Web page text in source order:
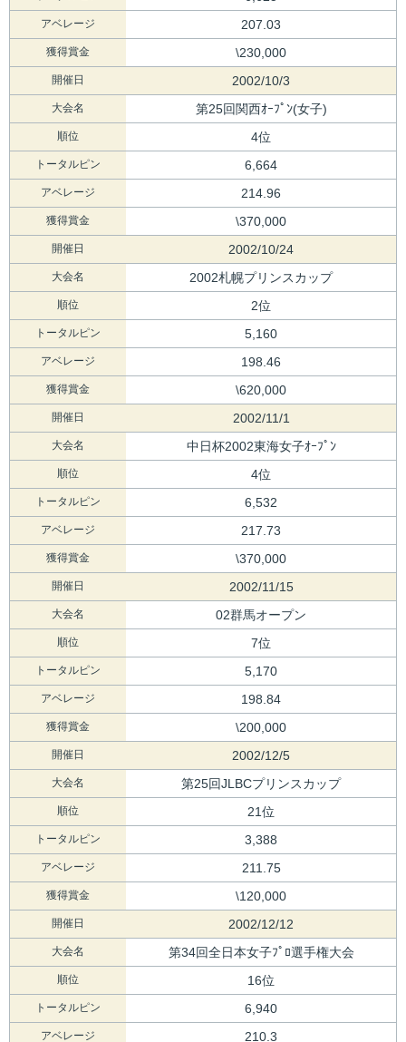
アベレージ 207.03
獲得賞金 \230,000
開催日 2002/10/3
大会名 第25回関西ｵｰﾌﾟﾝ(女子)
順位 4位
トータルピン 6,664
アベレージ 214.96
獲得賞金 \370,000
開催日 2002/10/24
大会名 2002札幌プリンスカップ
順位 2位
トータルピン 5,160
アベレージ 198.46
獲得賞金 \620,000
開催日 2002/11/1
大会名 中日杯2002東海女子ｵｰﾌﾟﾝ
順位 4位
トータルピン 6,532
アベレージ 217.73
獲得賞金 \370,000
開催日 2002/11/15
大会名 02群馬オープン
順位 7位
トータルピン 5,170
アベレージ 198.84
獲得賞金 \200,000
開催日 2002/12/5
大会名 第25回JLBCプリンスカップ
順位 21位
トータルピン 3,388
アベレージ 211.75
獲得賞金 \120,000
開催日 2002/12/12
大会名 第34回全日本女子ﾌﾟﾛ選手権大会
順位 16位
トータルピン 6,940
アベレージ 210.3